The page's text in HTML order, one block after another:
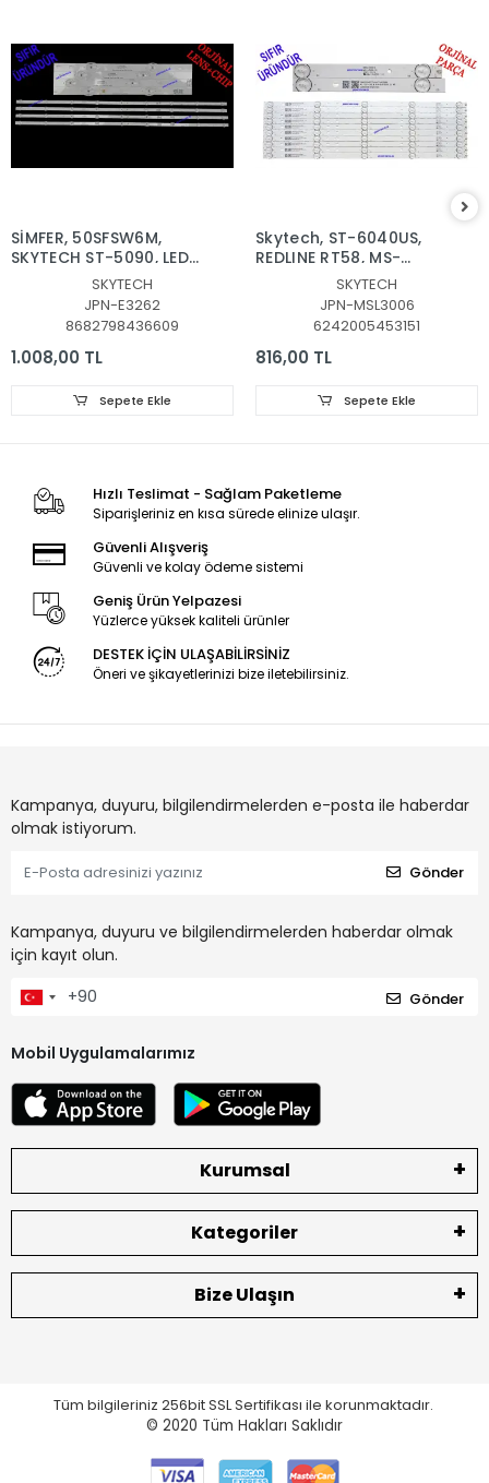
SİMFER, 50SFSW6M,
SKYTECH ST-5090, LED
BAR, JL.D50091330-
315CS-M_V03, MS-
L4703, JL.D50091330-
315CS-M_V02
SKYTECH
JPN-E3262
8682798436609
1.008,00 TL
Sepete Ekle
Skytech, ST-6040US, ​​​​​​​
REDLINE RT58, MS-
L3006 V2, Blaupunkt,
BL58245G, PROFİLO,
58PA525EG, LED BAR,
MS-L3006 V2 ,
JL.D58051330-006AS-
CX580DLEDM
SKYTECH
JPN-MSL3006
6242005453151
816,00 TL
Sepete Ekle
Hızlı Teslimat - Sağlam Paketleme
Siparişleriniz en kısa sürede elinize ulaşır.
Güvenli Alışveriş
Güvenli ve kolay ödeme sistemi
Geniş Ürün Yelpazesi
Yüzlerce yüksek kaliteli ürünler
DESTEK İÇİN ULAŞABİLİRSİNİZ
Öneri ve şikayetlerinizi bize iletebilirsiniz.
Kampanya, duyuru, bilgilendirmelerden e-posta ile haberdar
olmak istiyorum.
Gönder
Kampanya, duyuru ve bilgilendirmelerden haberdar olmak
için kayıt olun.
Gönder
Mobil Uygulamalarımız
Kurumsal
Kategoriler
Bize Ulaşın
Tüm bilgileriniz 256bit SSL Sertifikası ile korunmaktadır.
© 2020 Tüm Hakları Saklıdır